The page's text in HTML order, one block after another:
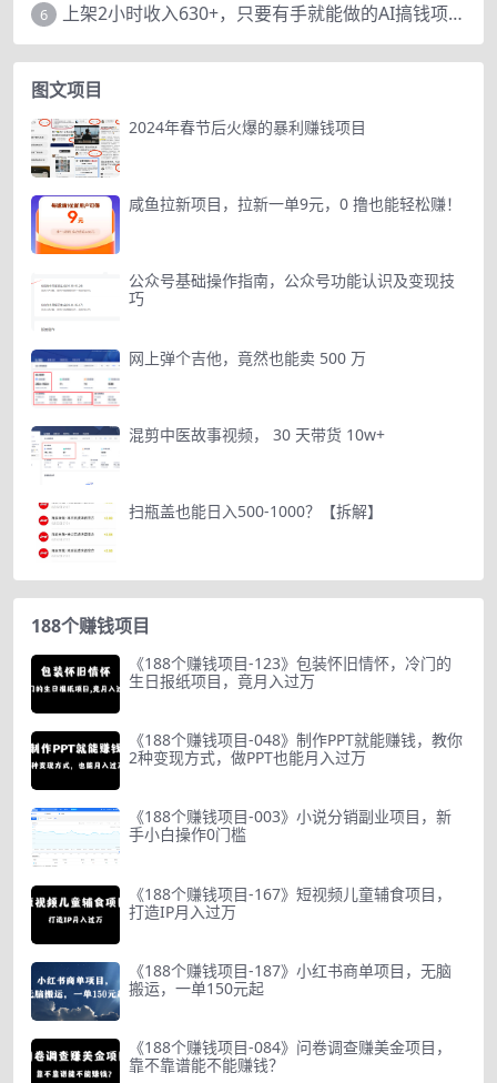
6 上架2小时收入630+，只要有手就能做的AI搞钱项目，奶奶看完都能学会!
图文项目
2024年春节后火爆的暴利赚钱项目
咸鱼拉新项目，拉新一单9元，0 撸也能轻松赚！
公众号基础操作指南，公众号功能认识及变现技
巧
网上弹个吉他，竟然也能卖 500 万
混剪中医故事视频， 30 天带货 10w+
扫瓶盖也能日入500-1000？【拆解】
188个赚钱项目
《188个赚钱项目-123》包装怀旧情怀，冷门的
生日报纸项目，竟月入过万
《188个赚钱项目-048》制作PPT就能赚钱，教你
2种变现方式，做PPT也能月入过万
《188个赚钱项目-003》小说分销副业项目，新
手小白操作0门槛
《188个赚钱项目-167》短视频儿童辅食项目，
打造IP月入过万
《188个赚钱项目-187》小红书商单项目，无脑
搬运，一单150元起
《188个赚钱项目-084》问卷调查赚美金项目，
靠不靠谱能不能赚钱？